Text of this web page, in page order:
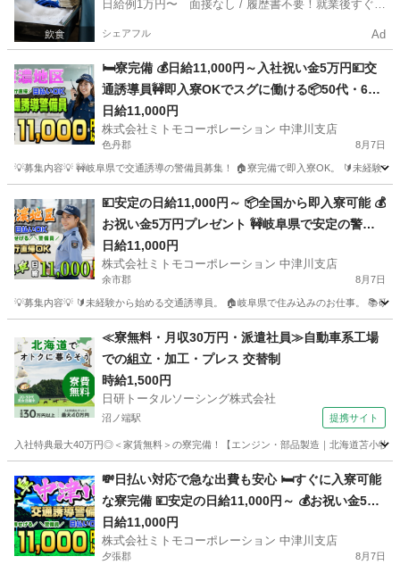
日給例1万円〜 面接なし / 履歴書不要！就業後すぐに
シェアフル Ad
🛏️寮完備 💰日給11,000円～入社祝い金5万円💴交
通誘導員🚧即入寮OKでスグに働ける📦50代・60
代の再就職を応援します🌸Web面接対応・履歴書
不要📱中津川市で安定収入と住まいを手に入れま
せんか🔑
日給11,000円
株式会社ミトモコーポレーション 中津川支店
色丹郡 8月7日
💡募集内容💡 🚧岐阜県で交通誘導の警備員募集！ 🏠寮完備で即入寮OK。 🔰未経験
警備員
💴安定の日給11,000円～ 📦全国から即入寮可能 💰
お祝い金5万円プレゼント 🚧岐阜県で安定の警備
スタッフ 🚗赴任費用はしっかり会社補助 🔰未経験
でも安心の教育体制 💻自宅から便利なWeb面接 💸
日払い対応で急な出費も安心
日給11,000円
株式会社ミトモコーポレーション 中津川支店
余市郡 8月7日
💡募集内容💡 🔰未経験から始める交通誘導員。 🏠岐阜県で住み込みのお仕事。 📚研
警備員 給料
≪寮無料・月収30万円・派遣社員≫自動車系工場
での組立・加工・プレス 交替制
時給1,500円
日研トータルソーシング株式会社
沼ノ端駅 提携サイト
入社特典最大40万円◎＜家賃無料＞の寮完備！【エンジン・部品製造｜北海道苫小牧
苫小牧市 沼ノ端駅 その他
💸日払い対応で急な出費も安心 🛏️すぐに入寮可能
な寮完備 💴安定の日給11,000円～ 💰お祝い金5万
円プレゼント 🚧岐阜県で交通誘導員募集 🚅地方か
らの乗り込み費用補助 🔰未経験でも安心の教育体
制 💻自宅から便利なWeb面接
日給11,000円
株式会社ミトモコーポレーション 中津川支店
夕張郡 8月7日